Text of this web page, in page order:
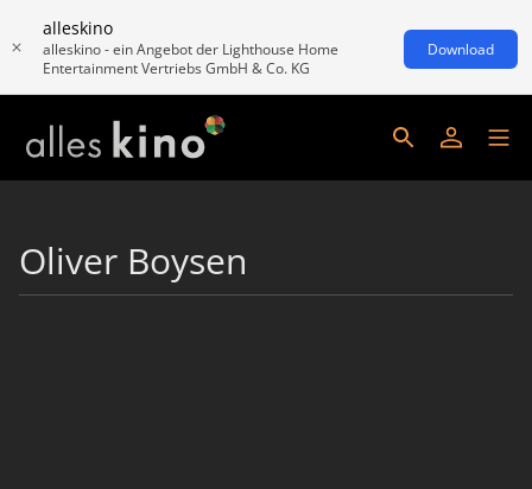
alleskino
alleskino - ein Angebot der Lighthouse Home
Entertainment Vertriebs GmbH & Co. KG
Download
Oliver Boysen